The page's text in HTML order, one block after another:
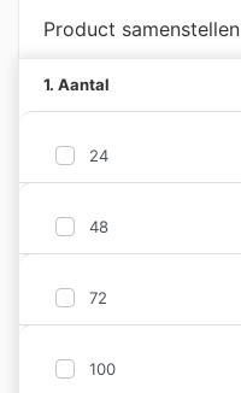
Product samenstellen
1. Aantal
24
48
72
100